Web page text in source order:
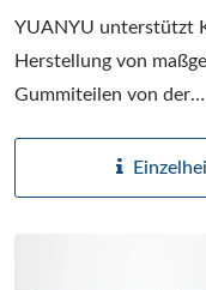
YUANYU unterstützt
Herstellung von
Gummiteilen von der